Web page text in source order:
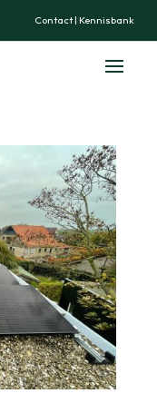
Contact| Kennisbank